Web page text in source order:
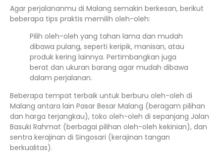
Agar perjalananmu di Malang semakin berkesan, berikut
beberapa tips praktis memilih oleh-oleh:
Pilih oleh-oleh yang tahan lama dan mudah
dibawa pulang, seperti keripik, manisan, atau
produk kering lainnya. Pertimbangkan juga
berat dan ukuran barang agar mudah dibawa
dalam perjalanan.
Beberapa tempat terbaik untuk berburu oleh-oleh di
Malang antara lain Pasar Besar Malang (beragam pilihan
dan harga terjangkau), toko oleh-oleh di sepanjang Jalan
Basuki Rahmat (berbagai pilihan oleh-oleh kekinian), dan
sentra kerajinan di Singosari (kerajinan tangan
berkualitas).